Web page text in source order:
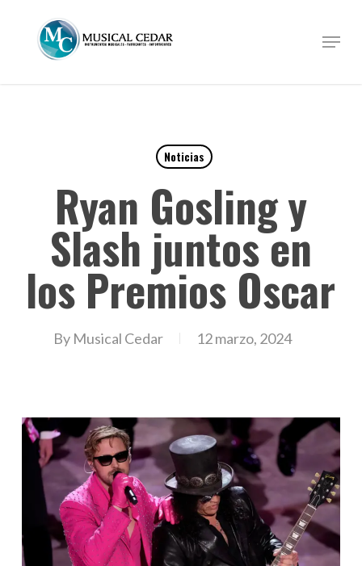
Menu
Noticias
Ryan Gosling y
Slash juntos en
los Premios Oscar
By Musical Cedar 12 marzo, 2024
Close